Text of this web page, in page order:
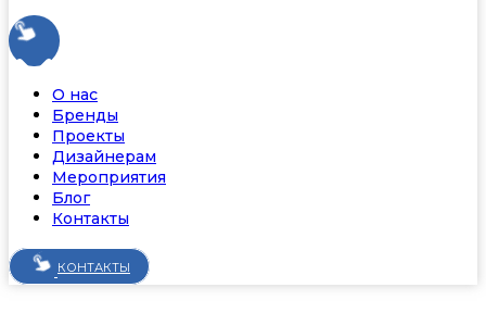
О нас
Бренды
Проекты
Дизайнерам
Мероприятия
Блог
Контакты
КОНТАКТЫ